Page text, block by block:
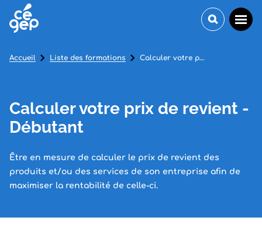
Calculer votre prix de revient -
Débutant
Être en mesure de calculer le prix de revient des
produits et/ou des services de son entreprise afin de
maximiser la rentabilité de celle-ci.
Accueil Liste des formations Calculer votre prix de revient - Débutant